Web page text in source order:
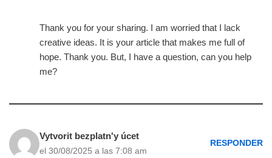
Thank you for your sharing. I am worried that I lack
creative ideas. It is your article that makes me full of
hope. Thank you. But, I have a question, can you help
me?
Vytvorit bezplatn'y úcet
el 30/08/2025 a las 7:08 am
RESPONDER